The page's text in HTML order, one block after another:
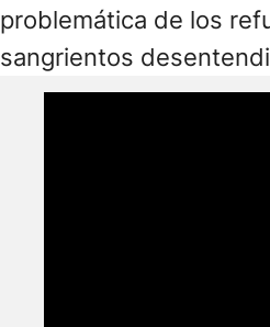
problemática de los
sangrientos